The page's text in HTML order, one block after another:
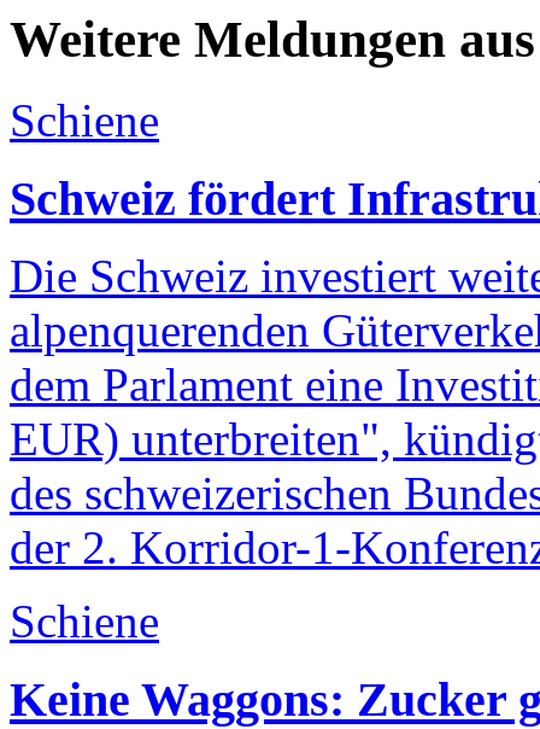
Weitere Meldungen
Schiene
Schweiz fördert
Die Schweiz investiert
alpenquerenden
dem Parlament eine
EUR) unterbreiten",
des schweizerischen
der 2. Korridor-1-
Schiene
Keine Waggons: Zucker